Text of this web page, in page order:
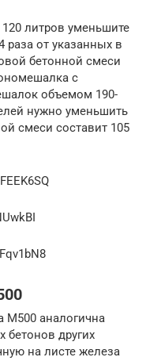
литров уменьшите
раза от указанных в
бетонной смеси
с
объемом 190-
нужно уменьшить
смеси составит 105
М500 аналогична
бетонов других
на листе железа